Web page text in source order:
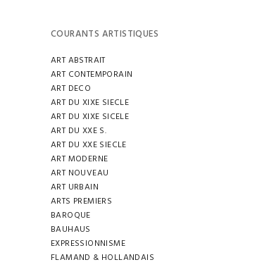
COURANTS ARTISTIQUES
ART ABSTRAIT
ART CONTEMPORAIN
ART DECO
ART DU XIXE SIECLE
ART DU XIXE SICELE
ART DU XXE S.
ART DU XXE SIECLE
ART MODERNE
ART NOUVEAU
ART URBAIN
ARTS PREMIERS
BAROQUE
BAUHAUS
EXPRESSIONNISME
FLAMAND & HOLLANDAIS